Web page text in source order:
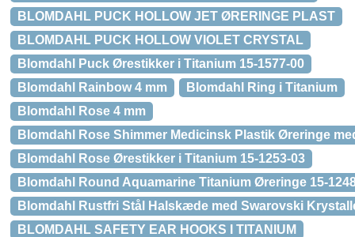
BLOMDAHL PUCK HOLLOW JET ØRERINGE PLAST
BLOMDAHL PUCK HOLLOW VIOLET CRYSTAL
Blomdahl Puck Ørestikker i Titanium 15-1577-00
Blomdahl Rainbow 4 mm
Blomdahl Ring i Titanium
Blomdahl Rose 4 mm
Blomdahl Rose Shimmer Medicinsk Plastik Øreringe
Blomdahl Rose Ørestikker i Titanium 15-1253-03
Blomdahl Round Aquamarine Titanium Øreringe 15-
Blomdahl Rustfri Stål Halskæde med Swarovski
BLOMDAHL SAFETY EAR HOOKS I TITANIUM